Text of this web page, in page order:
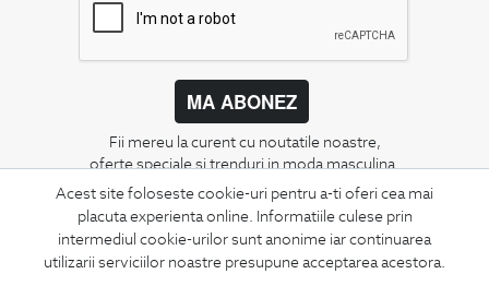
Acest site foloseste cookie-uri pentru a-ti oferi cea mai
placuta experienta online. Informatiile culese prin
intermediul cookie-urilor sunt anonime iar continuarea
utilizarii serviciilor noastre presupune acceptarea acestora.
MA ABONEZ
Fii mereu la curent cu noutatile noastre,
oferte speciale si trenduri in moda masculina.
CONCIERGE
Termeni si conditii
Schimburi si retur